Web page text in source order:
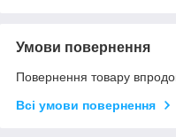
Умови повернення
Повернення товару
Всі умови повернення